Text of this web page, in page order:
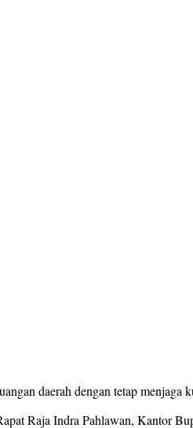
daerah dengan tetap menjaga
Raja Indra Pahlawan, Kantor